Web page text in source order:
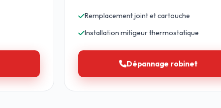
Remplacement joint et cartouche
Installation mitigeur thermostatique
Dépannage robinet